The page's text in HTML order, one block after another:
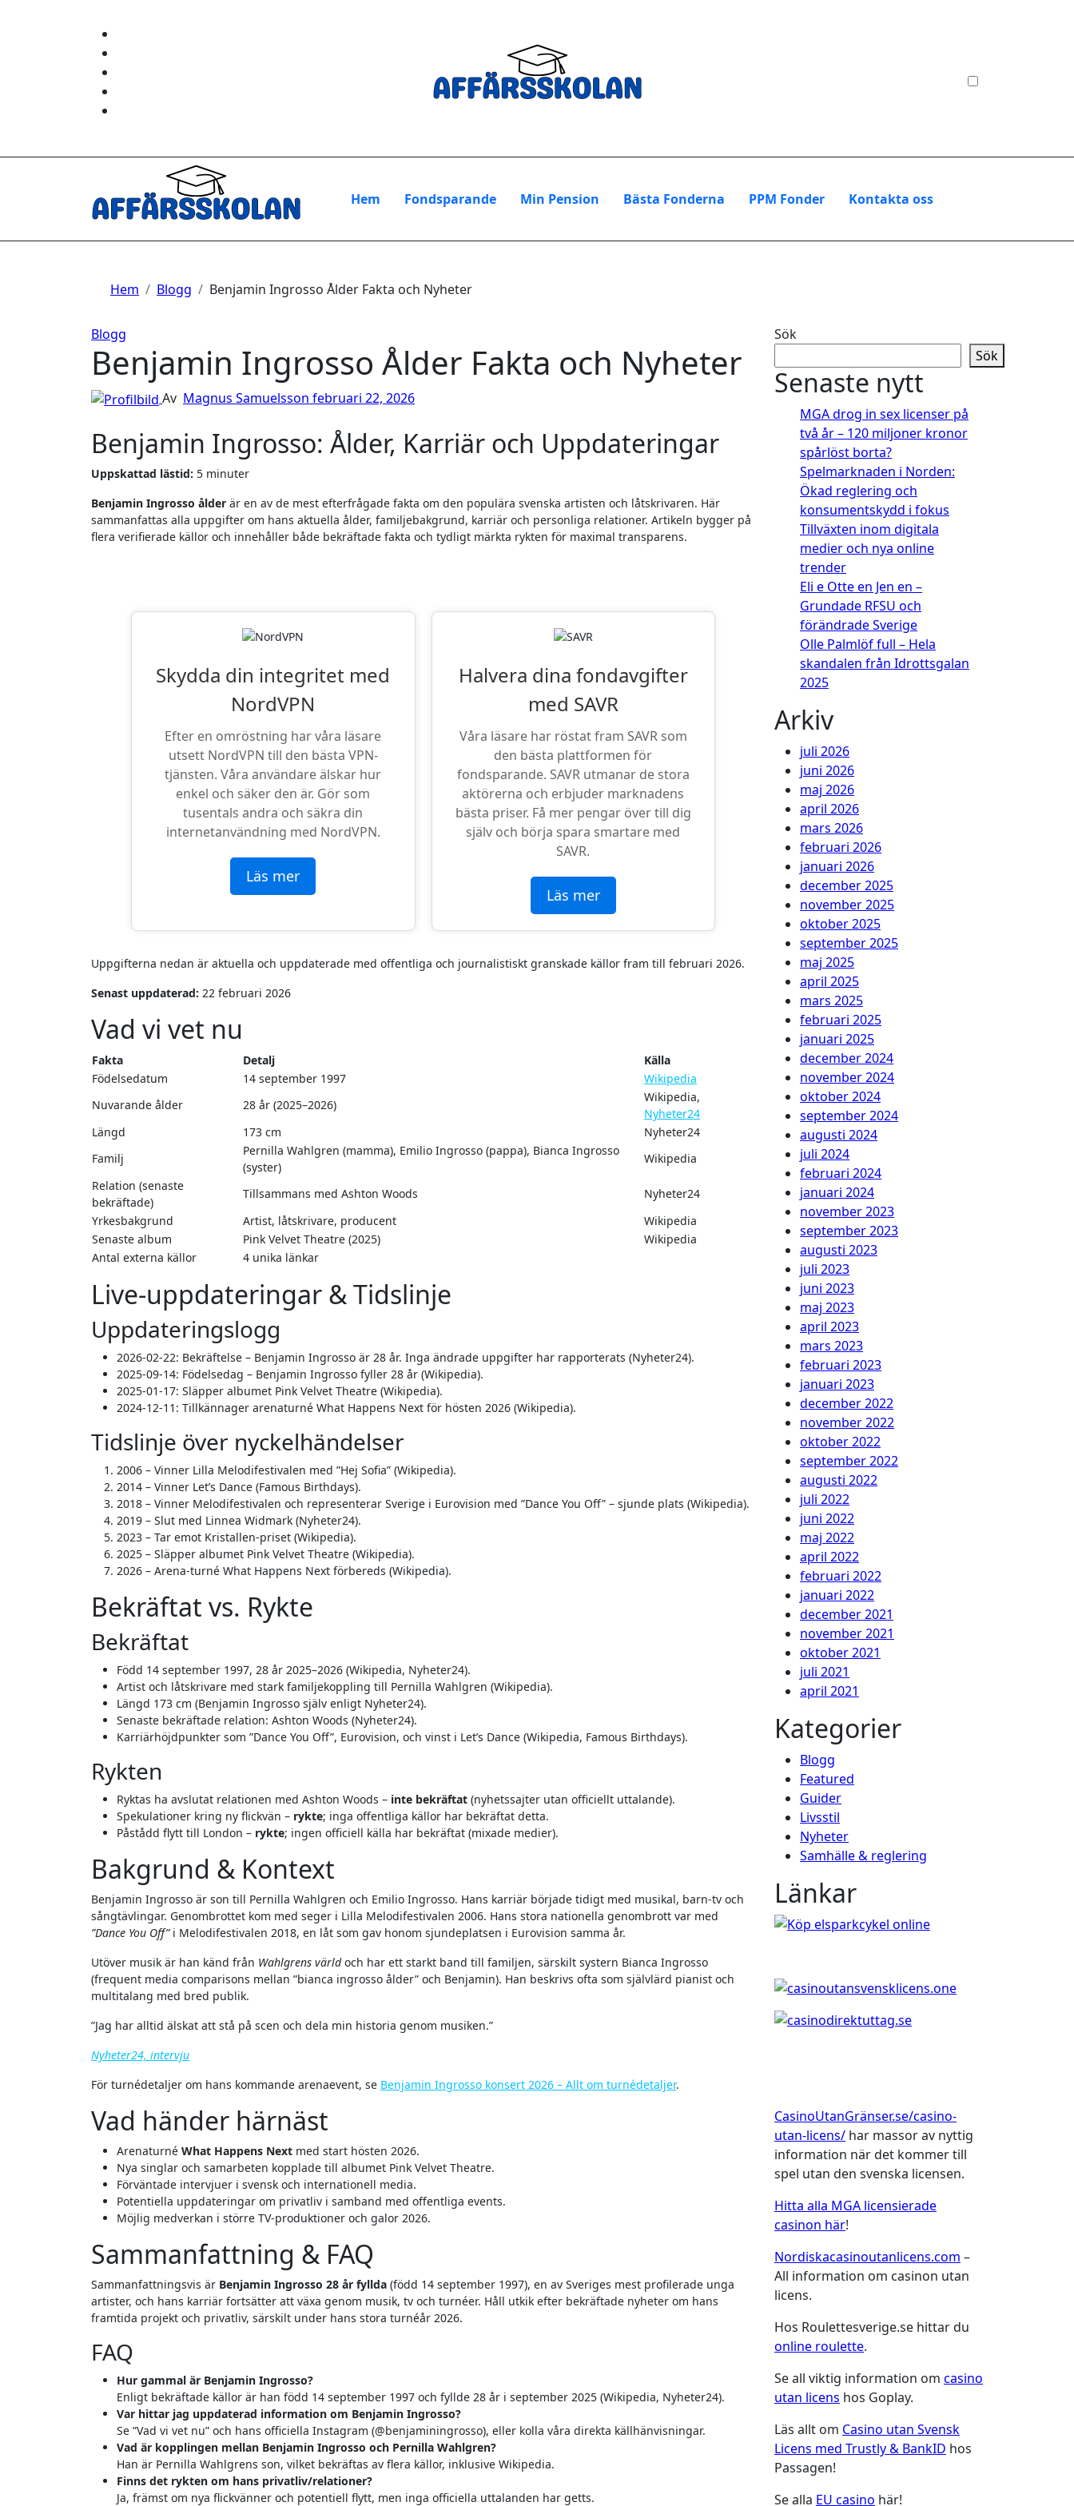
Hem Fondsparande Min Pension Bästa Fonderna PPM Fonder Kontakta oss
Hem Blogg Benjamin Ingrosso Ålder Fakta och Nyheter
Blogg
Benjamin Ingrosso Ålder Fakta och Nyheter
Av Magnus Samuelsson februari 22, 2026
Benjamin Ingrosso: Ålder, Karriär och Uppdateringar
Uppskattad lästid: 5 minuter
Benjamin Ingrosso ålder är en av de mest efterfrågade fakta om den populära svenska artisten och låtskrivaren. Här
sammanfattas alla uppgifter om hans aktuella ålder, familjebakgrund, karriär och personliga relationer. Artikeln bygger på
flera verifierade källor och innehåller både bekräftade fakta och tydligt märkta rykten för maximal transparens.
Skydda din integritet med
NordVPN
Efter en omröstning har våra läsare
utsett NordVPN till den bästa VPN-
tjänsten. Våra användare älskar hur
enkel och säker den är. Gör som
tusentals andra och säkra din
internetanvändning med NordVPN.
Läs mer
Halvera dina fondavgifter
med SAVR
Våra läsare har röstat fram SAVR som
den bästa plattformen för
fondsparande. SAVR utmanar de stora
aktörerna och erbjuder marknadens
bästa priser. Få mer pengar över till dig
själv och börja spara smartare med
SAVR.
Läs mer
Uppgifterna nedan är aktuella och uppdaterade med offentliga och journalistiskt granskade källor fram till februari 2026.
Senast uppdaterad: 22 februari 2026
Vad vi vet nu
Fakta Detalj
Källa
Födelsedatum
14 september 1997
Wikipedia
Nuvarande ålder
28 år (2025–2026)
Wikipedia,
Nyheter24
Längd
173 cm
Nyheter24
Familj
Pernilla Wahlgren (mamma), Emilio Ingrosso (pappa), Bianca Ingrosso
(syster)
Wikipedia
Relation (senaste
bekräftade)
Tillsammans med Ashton Woods
Nyheter24
Yrkesbakgrund
Artist, låtskrivare, producent
Wikipedia
Senaste album
Pink Velvet Theatre (2025)
Wikipedia
Antal externa källor
4 unika länkar
Live-uppdateringar & Tidslinje
Uppdateringslogg
2026-02-22: Bekräftelse – Benjamin Ingrosso är 28 år. Inga ändrade uppgifter har rapporterats (Nyheter24).
2025-09-14: Födelsedag – Benjamin Ingrosso fyller 28 år (Wikipedia).
2025-01-17: Släpper albumet Pink Velvet Theatre (Wikipedia).
2024-12-11 : Tillkännager arenaturné What Happens Next för hösten 2026 (Wikipedia).
Tidslinje över nyckelhändelser
2006 – Vinner Lilla Melodifestivalen med ”Hej Sofia” (Wikipedia).
2014 – Vinner Let’s Dance (Famous Birthdays).
2018 – Vinner Melodifestivalen och representerar Sverige i Eurovision med ”Dance You Off” – sjunde plats (Wikipedia).
2019 – Slut med Linnea Widmark (Nyheter24).
2023 – Tar emot Kristallen-priset (Wikipedia).
2025 – Släpper albumet Pink Velvet Theatre (Wikipedia).
2026 – Arena-turné What Happens Next förbereds (Wikipedia).
Bekräftat vs. Rykte
Bekräftat
Född 14 september 1997, 28 år 2025–2026 (Wikipedia, Nyheter24).
Artist och låtskrivare med stark familjekoppling till Pernilla Wahlgren (Wikipedia).
Längd 173 cm (Benjamin Ingrosso själv enligt Nyheter24).
Senaste bekräftade relation: Ashton Woods (Nyheter24).
Karriärhöjdpunkter som ”Dance You Off”, Eurovision, och vinst i Let’s Dance (Wikipedia, Famous Birthdays).
Rykten
Ryktas ha avslutat relationen med Ashton Woods – inte bekräftat (nyhetssajter utan officiellt uttalande).
Spekulationer kring ny flickvän – rykte; inga offentliga källor har bekräftat detta.
Påstådd flytt till London – rykte; ingen officiell källa har bekräftat (mixade medier).
Bakgrund & Kontext
Benjamin Ingrosso är son till Pernilla Wahlgren och Emilio Ingrosso. Hans karriär började tidigt med musikal, barn-tv och
sångtävlingar. Genombrottet kom med seger i Lilla Melodifestivalen 2006. Hans stora nationella genombrott var med
”Dance You Off”i Melodifestivalen 2018, en låt som gav honom sjundeplatsen i Eurovision samma år.
Utöver musik är han känd från Wahlgrens världoch har ett starkt band till familjen, särskilt systern Bianca Ingrosso
(frequent media comparisons mellan ”bianca ingrosso ålder” och Benjamin). Han beskrivs ofta som självlärd pianist och
multitalang med bred publik.
”Jag har alltid älskat att stå på scen och dela min historia genom musiken.”
Nyheter24, intervju
För turnédetaljer om hans kommande arenaevent, se Benjamin Ingrosso konsert 2026 – Allt om turnédetaljer.
Vad händer härnäst
Arenaturné What Happens Next med start hösten 2026.
Nya singlar och samarbeten kopplade till albumet Pink Velvet Theatre.
Förväntade intervjuer i svensk och internationell media.
Potentiella uppdateringar om privatliv i samband med offentliga events.
Möjlig medverkan i större TV-produktioner och galor 2026.
Sammanfattning & FAQ
Sammanfattningsvis är Benjamin Ingrosso 28 år fyllda (född 14 september 1997), en av Sveriges mest profilerade unga
artister, och hans karriär fortsätter att växa genom musik, tv och turnéer. Håll utkik efter bekräftade nyheter om hans
framtida projekt och privatliv, särskilt under hans stora turnéår 2026.
FAQ
Hur gammal är Benjamin Ingrosso?
Enligt bekräftade källor är han född 14 september 1997 och fyllde 28 år i september 2025 (Wikipedia, Nyheter24).
Var hittar jag uppdaterad information om Benjamin Ingrosso?
Se ”Vad vi vet nu” och hans officiella Instagram (@benjaminingrosso), eller kolla våra direkta källhänvisningar.
Vad är kopplingen mellan Benjamin Ingrosso och Pernilla Wahlgren?
Han är Pernilla Wahlgrens son, vilket bekräftas av flera källor, inklusive Wikipedia.
Finns det rykten om hans privatliv/relationer?
Ja, främst om nya flickvänner och potentiell flytt, men inga officiella uttalanden har getts.
Sök
Sök
Senaste nytt
MGA drog in sex licenser på
två år – 120 miljoner kronor
spårlöst borta?
Spelmarknaden i Norden:
Ökad reglering och
konsumentskydd i fokus
Tillväxten inom digitala
medier och nya online
trender
Eli e Otte en Jen en –
Grundade RFSU och
förändrade Sverige
Olle Palmlöf full – Hela
skandalen från Idrottsgalan
2025
Arkiv
juli 2026
juni 2026
maj 2026
april 2026
mars 2026
februari 2026
januari 2026
december 2025
november 2025
oktober 2025
september 2025
maj 2025
april 2025
mars 2025
februari 2025
januari 2025
december 2024
november 2024
oktober 2024
september 2024
augusti 2024
juli 2024
februari 2024
januari 2024
november 2023
september 2023
augusti 2023
juli 2023
juni 2023
maj 2023
april 2023
mars 2023
februari 2023
januari 2023
december 2022
november 2022
oktober 2022
september 2022
augusti 2022
juli 2022
juni 2022
maj 2022
april 2022
februari 2022
januari 2022
december 2021
november 2021
oktober 2021
juli 2021
april 2021
Kategorier
Blogg
Featured
Guider
Livsstil
Nyheter
Samhälle & reglering
Länkar
CasinoUtanGränser.se/casino-
utan-licens/ har massor av nyttig
information när det kommer till
spel utan den svenska licensen.
Hitta alla MGA licensierade
casinon här!
Nordiskacasinoutanlicens.com –
All information om casinon utan
licens.
Hos Roulettesverige.se hittar du
online roulette.
Se all viktig information om casino
utan licens hos Goplay.
Läs allt om Casino utan Svensk
Licens med Trustly & BankID hos
Passagen!
Se alla EU casino här!